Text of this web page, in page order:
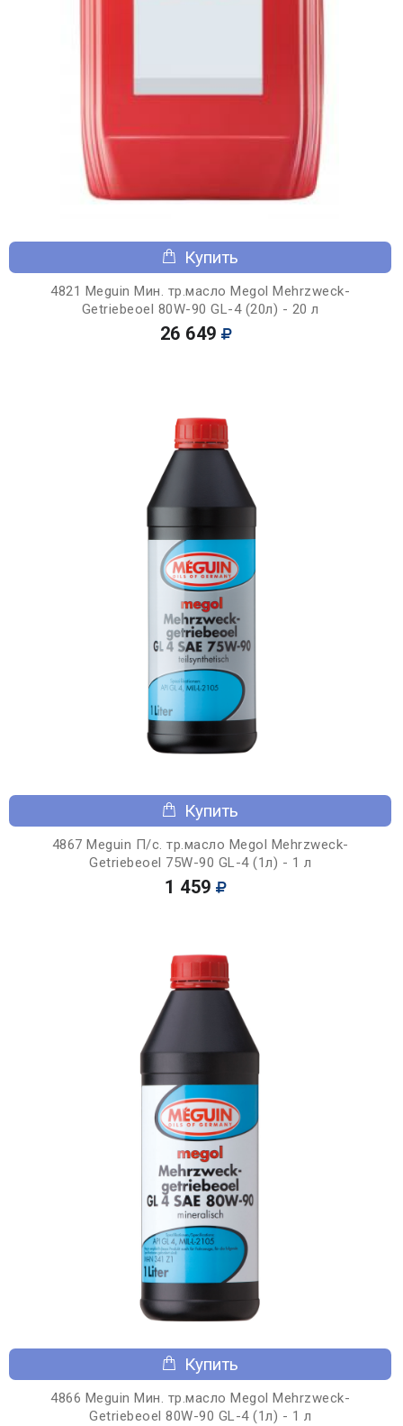
Купить
4821 Meguin Мин. тр.масло Megol Mehrzweck-
Getriebeoel 80W-90 GL-4 (20л) - 20 л
26 649
Купить
4867 Meguin П/с. тр.масло Megol Mehrzweck-
Getriebeoel 75W-90 GL-4 (1л) - 1 л
1 459
Купить
4866 Meguin Мин. тр.масло Megol Mehrzweck-
Getriebeoel 80W-90 GL-4 (1л) - 1 л